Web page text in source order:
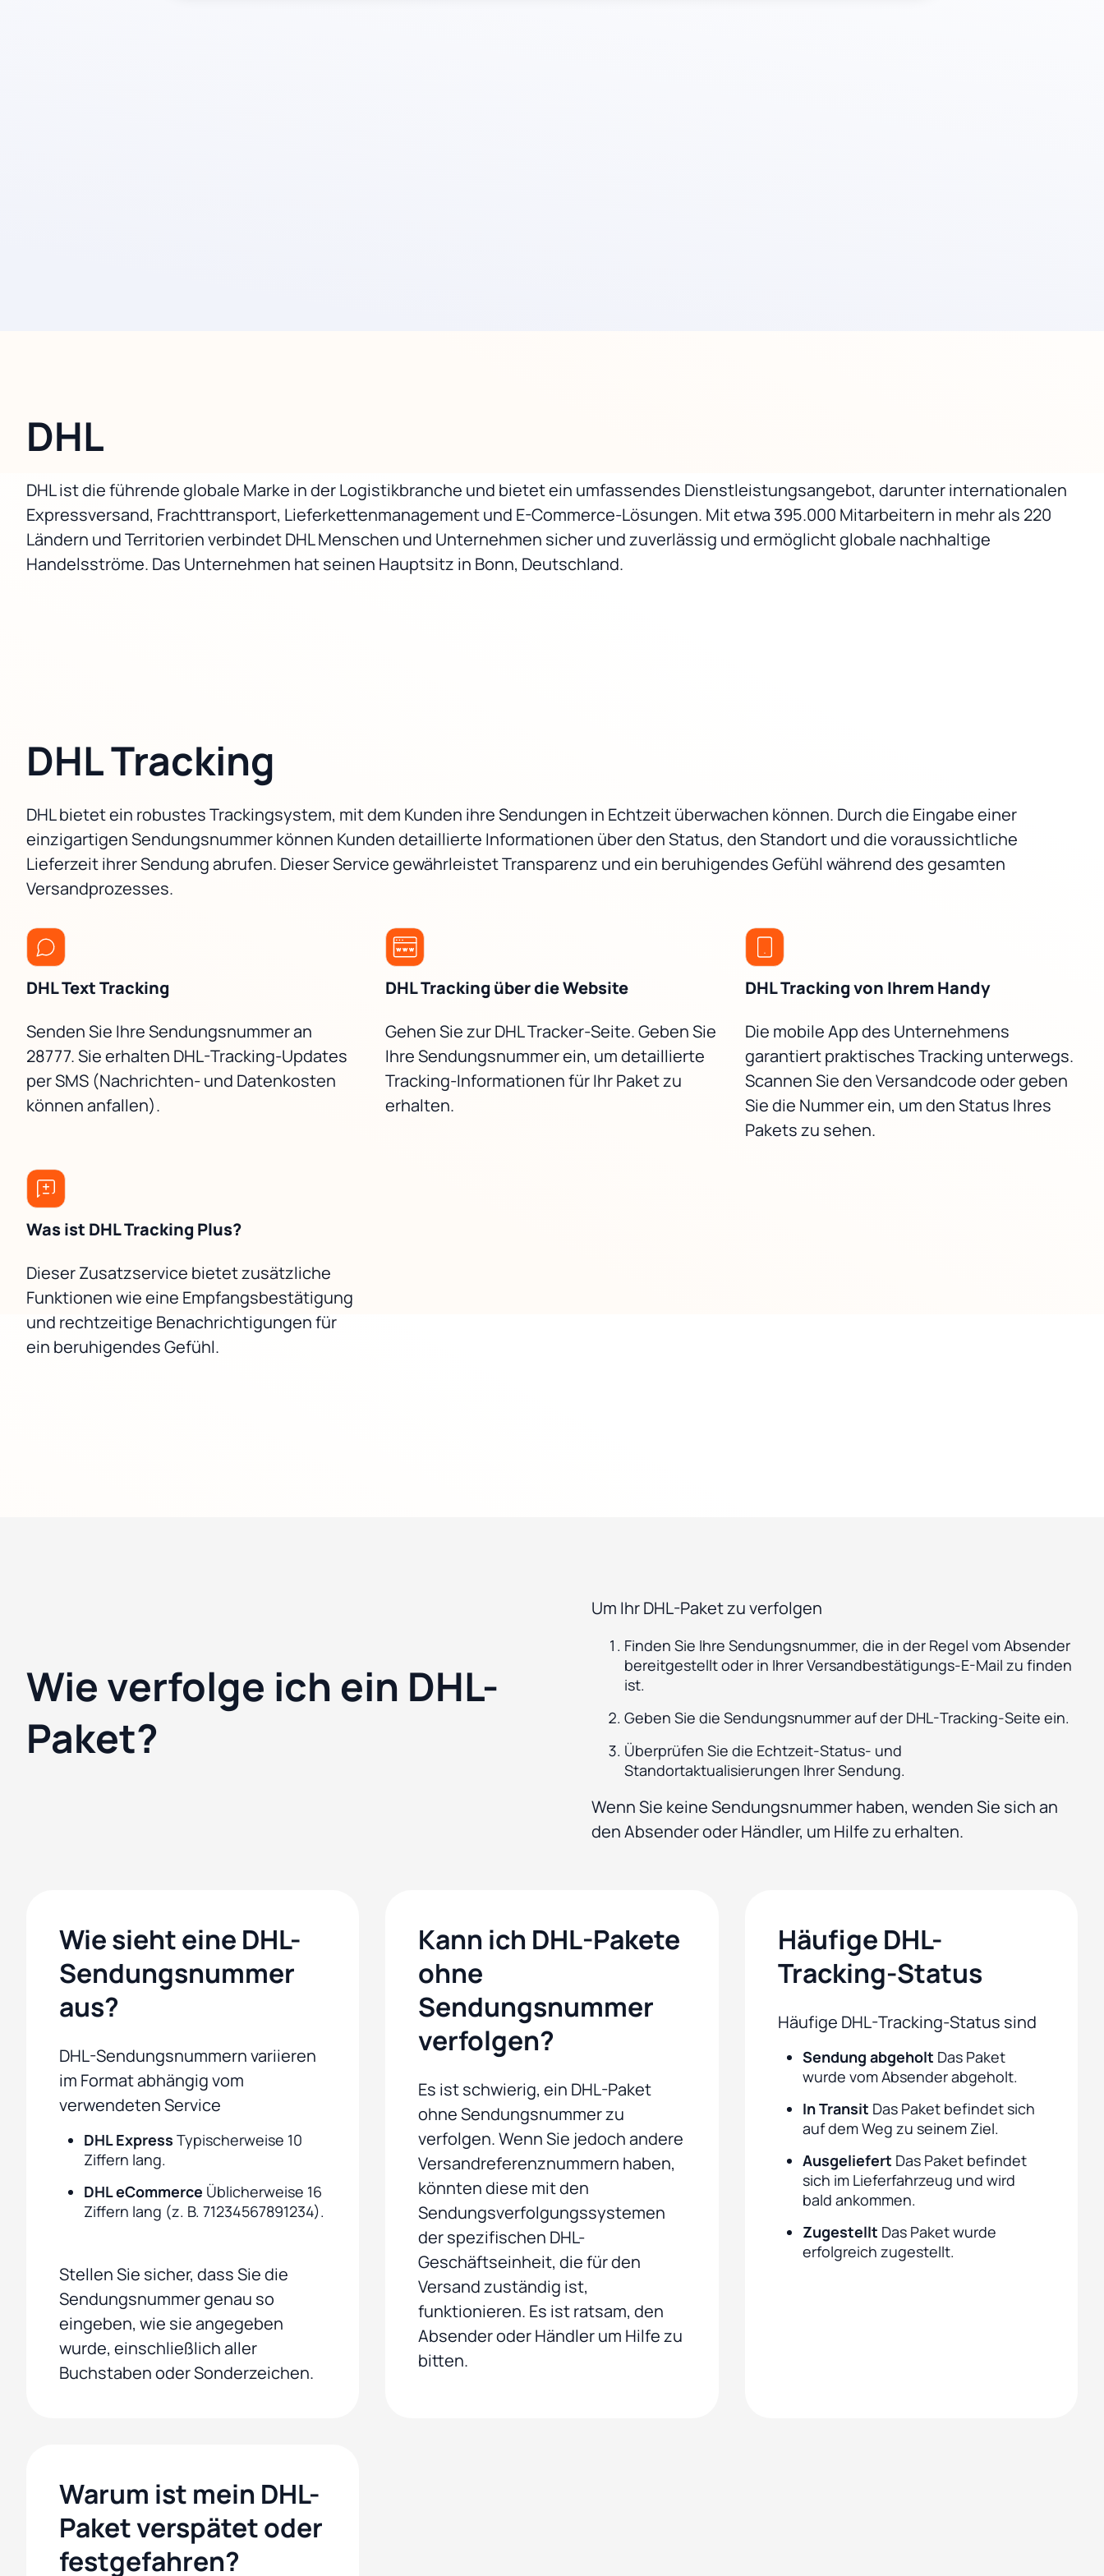
DHL
DHL ist die führende globale Marke in der Logistikbranche und bietet ein umfassendes Dienstleistungsangebot, darunter internationalen
Expressversand, Frachttransport, Lieferkettenmanagement und E-Commerce-Lösungen. Mit etwa 395.000 Mitarbeitern in mehr als 220
Ländern und Territorien verbindet DHL Menschen und Unternehmen sicher und zuverlässig und ermöglicht globale nachhaltige
Handelsströme. Das Unternehmen hat seinen Hauptsitz in Bonn, Deutschland.
DHL Tracking
DHL bietet ein robustes Trackingsystem, mit dem Kunden ihre Sendungen in Echtzeit überwachen können. Durch die Eingabe einer
einzigartigen Sendungsnummer können Kunden detaillierte Informationen über den Status, den Standort und die voraussichtliche
Lieferzeit ihrer Sendung abrufen. Dieser Service gewährleistet Transparenz und ein beruhigendes Gefühl während des gesamten
Versandprozesses.
DHL Text Tracking
Senden Sie Ihre Sendungsnummer an
28777. Sie erhalten DHL-Tracking-Updates
per SMS (Nachrichten- und Datenkosten
können anfallen).
DHL Tracking über die Website
Gehen Sie zur DHL Tracker-Seite. Geben Sie
Ihre Sendungsnummer ein, um detaillierte
Tracking-Informationen für Ihr Paket zu
erhalten.
DHL Tracking von Ihrem Handy
Die mobile App des Unternehmens
garantiert praktisches Tracking unterwegs.
Scannen Sie den Versandcode oder geben
Sie die Nummer ein, um den Status Ihres
Pakets zu sehen.
Was ist DHL Tracking Plus?
Dieser Zusatzservice bietet zusätzliche
Funktionen wie eine Empfangsbestätigung
und rechtzeitige Benachrichtigungen für
ein beruhigendes Gefühl.
Wie verfolge ich ein DHL-
Paket?
Um Ihr DHL-Paket zu verfolgen
Finden Sie Ihre Sendungsnummer, die in der Regel vom Absender
bereitgestellt oder in Ihrer Versandbestätigungs-E-Mail zu finden
ist.
Geben Sie die Sendungsnummer auf der DHL-Tracking-Seite ein.
Überprüfen Sie die Echtzeit-Status- und
Standortaktualisierungen Ihrer Sendung.
Wenn Sie keine Sendungsnummer haben, wenden Sie sich an
den Absender oder Händler, um Hilfe zu erhalten.
Wie sieht eine DHL-
Sendungsnummer
aus?
DHL-Sendungsnummern variieren
im Format abhängig vom
verwendeten Service
DHL Express Typischerweise 10
Ziffern lang.
DHL eCommerce Üblicherweise 16
Ziffern lang (z. B. 71234567891234).
Stellen Sie sicher, dass Sie die
Sendungsnummer genau so
eingeben, wie sie angegeben
wurde, einschließlich aller
Buchstaben oder Sonderzeichen.
Kann ich DHL-Pakete
ohne
Sendungsnummer
verfolgen?
Es ist schwierig, ein DHL-Paket
ohne Sendungsnummer zu
verfolgen. Wenn Sie jedoch andere
Versandreferenznummern haben,
könnten diese mit den
Sendungsverfolgungssystemen
der spezifischen DHL-
Geschäftseinheit, die für den
Versand zuständig ist,
funktionieren. Es ist ratsam, den
Absender oder Händler um Hilfe zu
bitten.
Häufige DHL-
Tracking-Status
Häufige DHL-Tracking-Status sind
Sendung abgeholt Das Paket
wurde vom Absender abgeholt.
In Transit Das Paket befindet sich
auf dem Weg zu seinem Ziel.
Ausgeliefert Das Paket befindet
sich im Lieferfahrzeug und wird
bald ankommen.
Zugestellt Das Paket wurde
erfolgreich zugestellt.
Warum ist mein DHL-
Paket verspätet oder
festgefahren?